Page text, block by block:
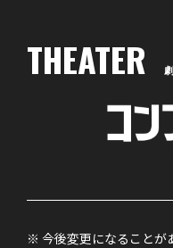
THEATER
※ 今後変更になることが